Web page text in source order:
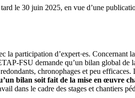
le 30 juin 2025, en vue d’une
la participation d’expert·es.
demande qu’un bilan global
chronophages et peu
bilan soit fait de la mise en œuvre
dans le cadre des stages et chantiers